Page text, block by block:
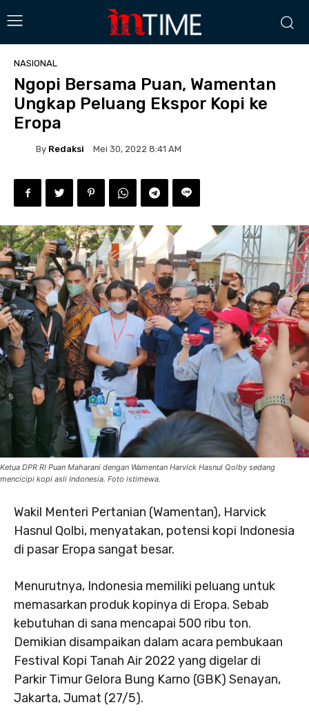
NASIONAL
Ngopi Bersama Puan, Wamentan
Ungkap Peluang Ekspor Kopi ke
Eropa
By Redaksi Mei 30, 2022 8:41 AM
Ketua DPR RI Puan Maharani dengan Wamentan Harvick Hasnul Qolby sedang
mencicipi kopi asli Indonesia. Foto istimewa.
Wakil Menteri Pertanian (Wamentan), Harvick
Hasnul Qolbi, menyatakan, potensi kopi Indonesia
di pasar Eropa sangat besar.
Menurutnya, Indonesia memiliki peluang untuk
memasarkan produk kopinya di Eropa. Sebab
kebutuhan di sana mencapai 500 ribu ton.
Demikian disampaikan dalam acara pembukaan
Festival Kopi Tanah Air 2022 yang digelar di
Parkir Timur Gelora Bung Karno (GBK) Senayan,
Jakarta, Jumat (27/5).